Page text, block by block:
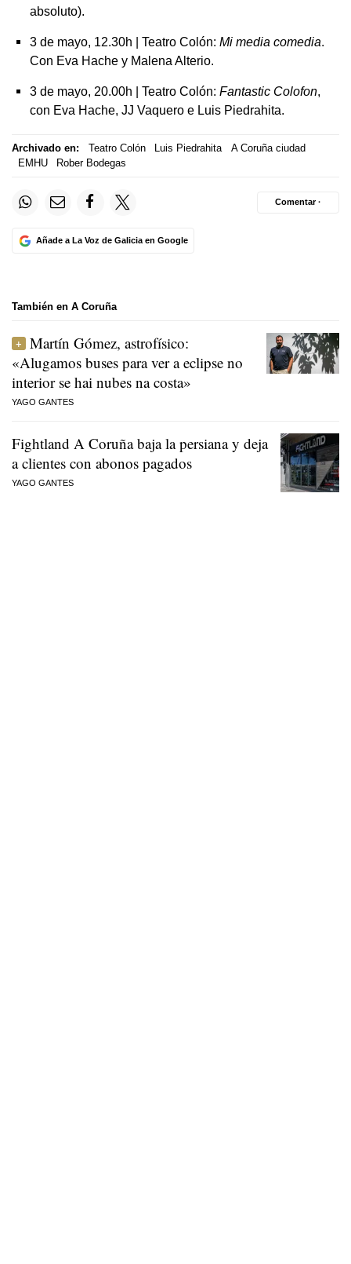
absoluto).
3 de mayo, 12.30h | Teatro Colón: Mi media comedia.
Con Eva Hache y Malena Alterio.
3 de mayo, 20.00h | Teatro Colón: Fantastic Colofon,
con Eva Hache, JJ Vaquero e Luis Piedrahita.
Archivado en: Teatro Colón Luis Piedrahita
A Coruña ciudad
EMHU
Rober Bodegas
Añade a La Voz de Galicia en Google
Comentar ·
También en A Coruña
Martín Gómez, astrofísico:
«Alugamos buses para ver a eclipse no
interior se hai nubes na costa»
YAGO GANTES
Fightland A Coruña baja la persiana y deja
a clientes con abonos pagados
YAGO GANTES